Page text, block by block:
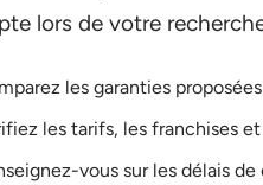
lors de votre
les garanties
les tarifs, les franchises
vous sur les délais